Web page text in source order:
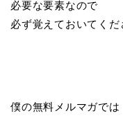
必要な要素なので
必ず覚えておいてくだ
僕の無料メルマガでは